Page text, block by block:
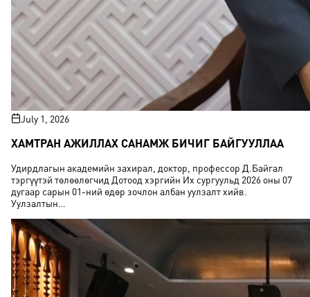
July 1, 2026
ХАМТРАН АЖИЛЛАХ САНАМЖ БИЧИГ БАЙГУУЛЛАА
Удирдлагын академийн захирал, доктор, профессор Д.Байгал
тэргүүтэй төлөөлөгчид Дотоод хэргийн Их сургуульд 2026 оны 07
дугаар сарын 01-ний өдөр зочлон албан уулзалт хийв.
Уулзалтын…